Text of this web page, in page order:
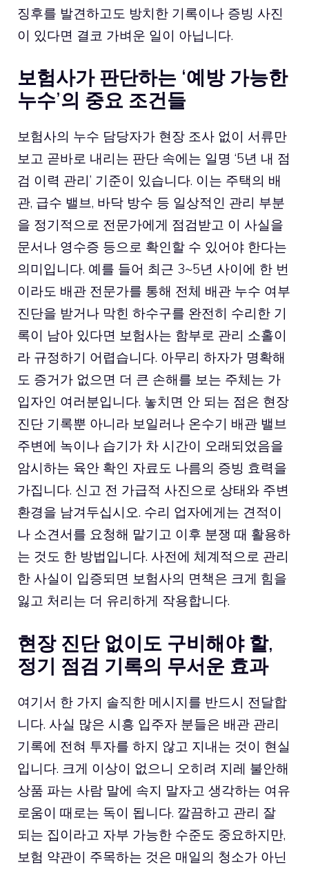
징후를 발견하고도 방치한 기록이나 증빙 사진
이 있다면 결코 가벼운 일이 아닙니다.
보험사가 판단하는 ‘예방 가능한
누수’의 중요 조건들
보험사의 누수 담당자가 현장 조사 없이 서류만
보고 곧바로 내리는 판단 속에는 일명 ‘5년 내 점
검 이력 관리’ 기준이 있습니다. 이는 주택의 배
관, 급수 밸브, 바닥 방수 등 일상적인 관리 부분
을 정기적으로 전문가에게 점검받고 이 사실을
문서나 영수증 등으로 확인할 수 있어야 한다는
의미입니다. 예를 들어 최근 3~5년 사이에 한 번
이라도 배관 전문가를 통해 전체 배관 누수 여부
진단을 받거나 막힌 하수구를 완전히 수리한 기
록이 남아 있다면 보험사는 함부로 관리 소홀이
라 규정하기 어렵습니다. 아무리 하자가 명확해
도 증거가 없으면 더 큰 손해를 보는 주체는 가
입자인 여러분입니다. 놓치면 안 되는 점은 현장
진단 기록뿐 아니라 보일러나 온수기 배관 밸브
주변에 녹이나 습기가 차 시간이 오래되었음을
암시하는 육안 확인 자료도 나름의 증빙 효력을
가집니다. 신고 전 가급적 사진으로 상태와 주변
환경을 남겨두십시오. 수리 업자에게는 견적이
나 소견서를 요청해 맡기고 이후 분쟁 때 활용하
는 것도 한 방법입니다. 사전에 체계적으로 관리
한 사실이 입증되면 보험사의 면책은 크게 힘을
잃고 처리는 더 유리하게 작용합니다.
현장 진단 없이도 구비해야 할,
정기 점검 기록의 무서운 효과
여기서 한 가지 솔직한 메시지를 반드시 전달합
니다. 사실 많은 시흥 입주자 분들은 배관 관리
기록에 전혀 투자를 하지 않고 지내는 것이 현실
입니다. 크게 이상이 없으니 오히려 지레 불안해
상품 파는 사람 말에 속지 말자고 생각하는 여유
로움이 때로는 독이 됩니다. 깔끔하고 관리 잘
되는 집이라고 자부 가능한 수준도 중요하지만,
보험 약관이 주목하는 것은 매일의 청소가 아닌